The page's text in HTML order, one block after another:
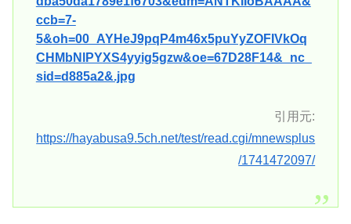
ccb=7-
5&oh=00_AYHeJ9pqP4m46x5puYyZOFIVkOq
CHMbNlPYXS4yyig5gzw&oe=67D28F14&_nc_
sid=d885a2&.jpg
引用元:
https://hayabusa9.5ch.net/test/read.cgi/mnewsplus
/1741472097/